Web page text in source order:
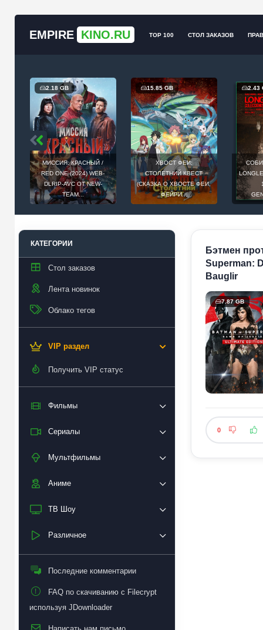
EMPIRE KINO.RU TOP 100 СТОЛ ЗАКАЗОВ
2.18 GB
МИССИЯ: КРАСНЫЙ /
RED ONE (2024) WEB-
DLRIP-AVC ОТ NEW-
TEAM...
15.85 GB
ХВОСТ ФЕИ:
СТОЛЕТНИЙ КВЕСТ
(СКАЗКА О ХВОСТЕ ФЕИ,
ФЕЙРИ...
2.43
КАТЕГОРИИ
Стол заказов
Лента новинок
Облако тегов
VIP раздел
Получить VIP статус
Фильмы
Сериалы
Мультфильмы
Аниме
ТВ Шоу
Различное
Последние комментарии
FAQ по скачиванию с Filecrypt
используя JDownloader
Бэтмен
Superman:
Bauglir
7.87 GB
0